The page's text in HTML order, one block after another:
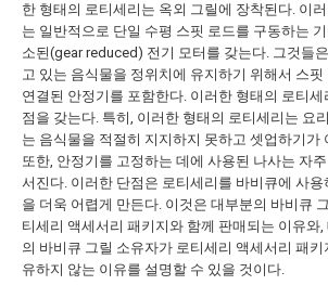
한 형태의 로티세리는 옥외 그릴에 장착된다. 이
는 일반적으로 단일 수평 스핏 로드를 구동하는
소된(gear reduced) 전기 모터를 갖는다. 그것들
고 있는 음식물을 정위치에 유지하기 위해서 스핏
연결된 안정기를 포함한다. 이러한 형태의 로티세
점을 갖는다. 특히, 이러한 형태의 로티세리는 요
는 음식물을 적절히 지지하지 못하고 셋업하기가
또한, 안정기를 고정하는 데에 사용된 나사는 자
서진다. 이러한 단점은 로티세리를 바비큐에 사용
을 더욱 어렵게 만든다. 이것은 대부분의 바비큐
티세리 액세서리 패키지와 함께 판매되는 이유와,
의 바비큐 그릴 소유자가 로티세리 액세서리 패키
유하지 않는 이유를 설명할 수 있을 것이다.